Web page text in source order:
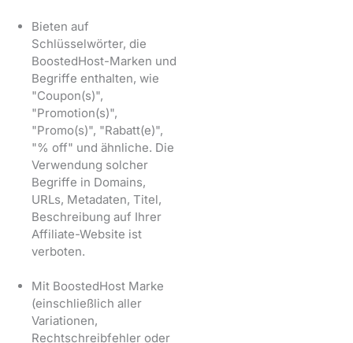
Bieten auf
Schlüsselwörter, die
BoostedHost-Marken und
Begriffe enthalten, wie
"Coupon(s)",
"Promotion(s)",
"Promo(s)", "Rabatt(e)",
"% off" und ähnliche. Die
Verwendung solcher
Begriffe in Domains,
URLs, Metadaten, Titel,
Beschreibung auf Ihrer
Affiliate-Website ist
verboten.
Mit BoostedHost Marke
(einschließlich aller
Variationen,
Rechtschreibfehler oder